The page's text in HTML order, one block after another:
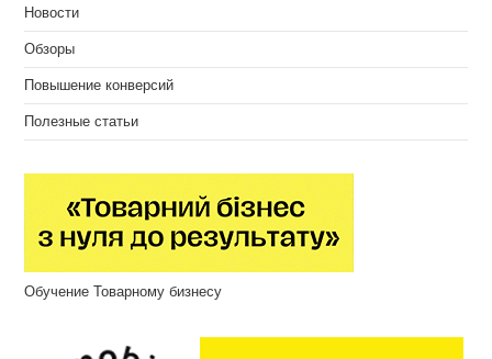
Новости
Обзоры
Повышение конверсий
Полезные статьи
Обучение Товарному бизнесу